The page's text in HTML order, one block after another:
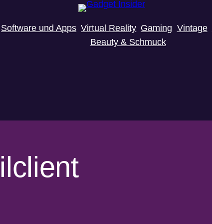
Software und Apps Virtual Reality Gaming Vintage
Beauty & Schmuck